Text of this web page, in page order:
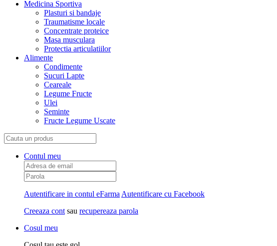
Medicina Sportiva
Plasturi si bandaje
Traumatisme locale
Concentrate proteice
Masa musculara
Protectia articulatiilor
Alimente
Condimente
Sucuri Lapte
Ceareale
Legume Fructe
Ulei
Seminte
Fructe Legume Uscate
Contul meu
Autentificare in contul eFarma Autentificare cu Facebook
Creeaza cont sau recupereaza parola
Cosul meu